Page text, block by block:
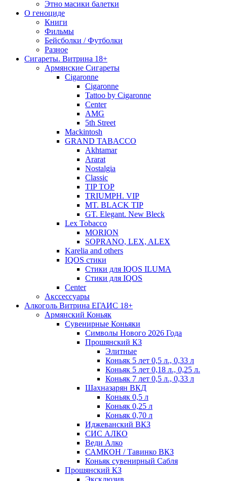
Этно масики балетки
О геноциде
Книги
Фильмы
Бейсболки / Футболки
Разное
Сигареты. Витрина 18+
Армянские Сигареты
Cigaronne
Cigaronne
Tattoo by Cigaronne
Center
AMG
5th Street
Mackintosh
GRAND TABACCO
Akhtamar
Ararat
Nostalgia
Classic
TIP TOP
TRIUMPH. VIP
MT. BLACK TIP
GT. Elegant. New Bleck
Lex Tobacco
MORION
SOPRANO, LEX, ALEX
Karelia and others
IQOS стики
Стики для IQOS ILUMA
Стики для IQOS
Сenter
Акссессуары
Алкоголь Витрина ЕГАИС 18+
Армянский Коньяк
Сувенирные Коньяки
Символы Нового 2026 Года
Прошянский КЗ
Элитные
Коньяк 5 лет 0,5 л., 0,33 л
Коньяк 5 лет 0,18 л., 0,25 л.
Коньяк 7 лет 0,5 л., 0,33 л
Шахназарян ВКД
Коньяк 0,5 л
Коньяк 0,25 л
Коньяк 0,70 л
Иджеванский ВКЗ
СИС АЛКО
Веди Алко
САМКОН / Тавинко ВКЗ
Коньяк сувенирный Сабля
Прошянский КЗ
Эксклюзив